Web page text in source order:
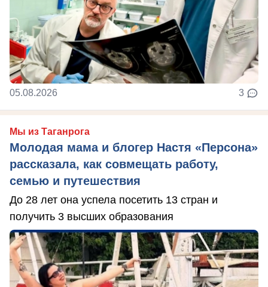
05.08.2026 3
Мы из Таганрога
Молодая мама и блогер Настя «Персона»
рассказала, как совмещать работу,
семью и путешествия
До 28 лет она успела посетить 13 стран и
получить 3 высших образования